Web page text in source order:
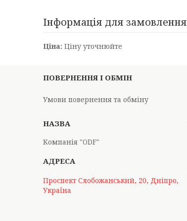
Інформація для замовлення
Ціна: Ціну уточнюйте
ПОВЕРНЕННЯ І ОБМІН
Умови повернення та обміну
Компанія "ODF"
Проспект Слобожанський, 20, Дніпро,
Україна